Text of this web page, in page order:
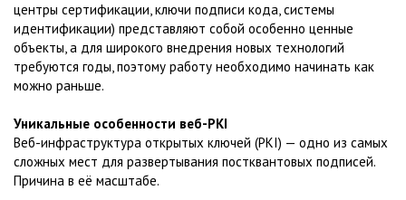
центры сертификации, ключи подписи кода, системы
идентификации) представляют собой особенно ценные
объекты, а для широкого внедрения новых технологий
требуются годы, поэтому работу необходимо начинать как
можно раньше.
Уникальные особенности веб-PKI
Веб-инфраструктура открытых ключей (PKI) — одно из самых
сложных мест для развертывания постквантовых подписей.
Причина в её масштабе.